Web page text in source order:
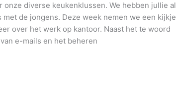
diverse keukenklussen. We hebben jullie al
met de jongens. Deze week nemen we een kijkje
over het werk op kantoor. Naast het te woord
e-mails en het beheren